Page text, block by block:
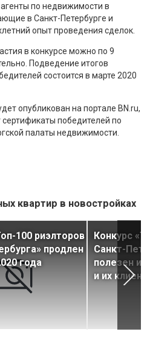
по недвижимости в
в Санкт-Петербурге и
опыт проведения сделок.
в конкурсе можно по 9
Подведение итогов
состоится в марте 2020
опубликован на портале BN.ru,
победителей по
палаты недвижимости.
квартир в новостройках
100 риэлторов
продлен
года
Конкурс
Санкт-
полезен и
и их